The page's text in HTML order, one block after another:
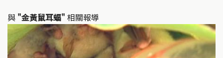
與 "金黃鼠耳蝠" 相關報導